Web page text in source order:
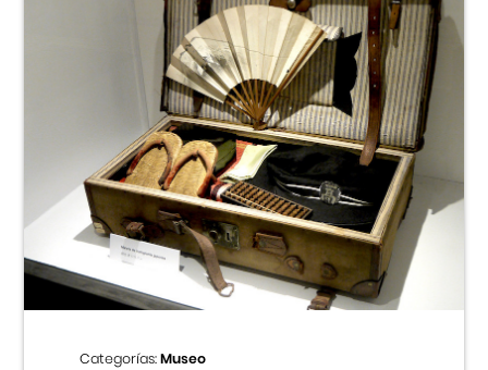
Categorías:Museo